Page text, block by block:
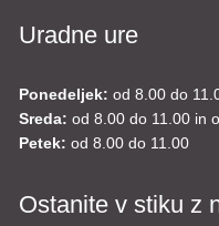
Uradne ure
Ponedeljek: od 8.00 do
Sreda: od 8.00 do 11.00 in
Petek: od 8.00 do 11.00
Ostanite v stiku z